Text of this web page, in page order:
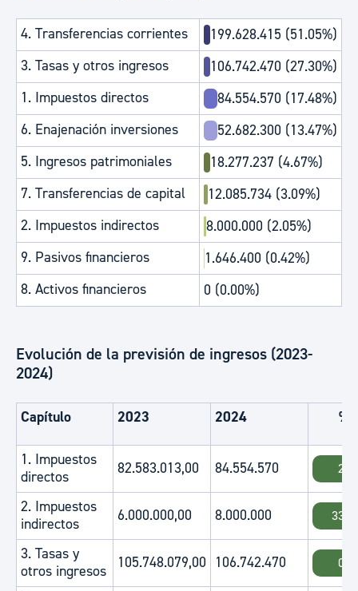
4. Transferencias corrientes
199.628.415 (51.05%)
3. Tasas y otros ingresos
106.742.470 (27.30%)
1. Impuestos directos
84.554.570 (17.48%)
6. Enajenación inversiones
52.682.300 (13.47%)
5. Ingresos patrimoniales
18.277.237 (4.67%)
7. Transferencias de capital
12.085.734 (3.09%)
2. Impuestos indirectos
8.000.000 (2.05%)
9. Pasivos financieros
1.646.400 (0.42%)
8. Activos financieros
0 (0.00%)
Evolución de la previsión de ingresos (2023-
2024)
Capítulo 2023 2024 %
1. Impuestos
directos
82.583.013,00 84.554.570
2. Impuestos
indirectos
6.000.000,00 8.000.000
3. Tasas y
otros ingresos
105.748.079,00 106.742.470